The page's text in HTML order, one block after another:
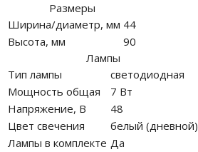
Размеры
Ширина/диаметр, мм 44
Высота, мм
90
Лампы
Тип лампы
светодиодная
Мощность общая
7 Вт
Напряжение, В
48
Цвет свечения
белый (дневной)
Лампы в комплекте Да